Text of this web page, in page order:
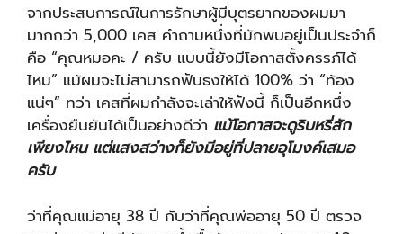
จากประสบการณ์ในการรักษาผู้มีบุตรยากของผมมา
มากกว่า 5,000 เคส คำถามหนึ่งที่มักพบอยู่เป็นประจำก็
คือ “คุณหมอคะ / ครับ แบบนี้ยังมีโอกาสตั้งครรภ์ได้
ไหม” แม้ผมจะไม่สามารถฟันธงให้ได้ 100% ว่า “ท้อง
แน่ๆ” ทว่า เคสที่ผมกำลังจะเล่าให้ฟังนี้ ก็เป็นอีกหนึ่ง
เครื่องยืนยันได้เป็นอย่างดีว่า แม้โอกาสจะดูริบหรี่สัก
เพียงไหน แต่แสงสว่างก็ยังมีอยู่ที่ปลายอุโมงค์เสมอ
ครับ
ว่าที่คุณแม่อายุ 38 ปี กับว่าที่คุณพ่ออายุ 50 ปี ตรวจ